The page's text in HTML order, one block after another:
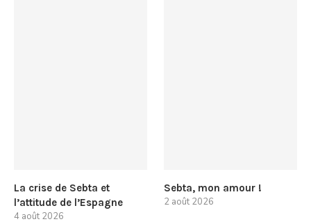
La crise de Sebta et
l’attitude de l’Espagne
4 août 2026
Sebta, mon amour !
2 août 2026